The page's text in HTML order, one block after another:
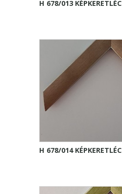
H 678/013 KÉPKERETLÉC
H 678/014 KÉPKERETLÉC